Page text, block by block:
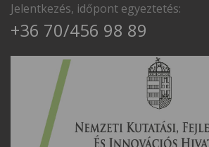
Jelentkezés, időpont egyeztetés:
+36 70/456 98 89